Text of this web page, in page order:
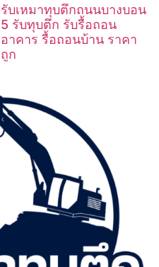
รับเหมาทุบตึกถนนบางบอน
5 รับทุบตึก รับรื้อถอน
อาคาร รื้อถอนบ้าน ราคา
ถูก